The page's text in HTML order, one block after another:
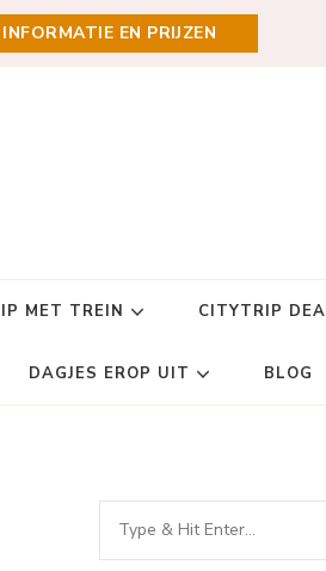
EN PRIJZEN
MET TREIN CITYTRIP
DAGJES EROP UIT BLOG
Looking
for